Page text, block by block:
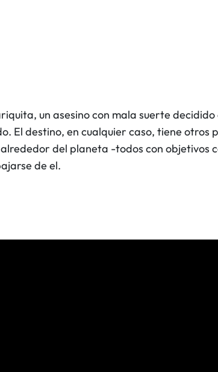
un asesino con mala suerte
El destino, en cualquier caso, tiene otros
del planeta -todos con
de el.